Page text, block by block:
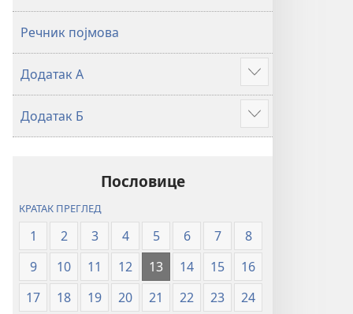
Речник појмова
Додатак А Више
Додатак Б Више
Пословице
КРАТАК ПРЕГЛЕД
1 2 3 4 5 6 7
8
9
10 11 12 13 14 15
16
17
18 19 20 21 22 23
24